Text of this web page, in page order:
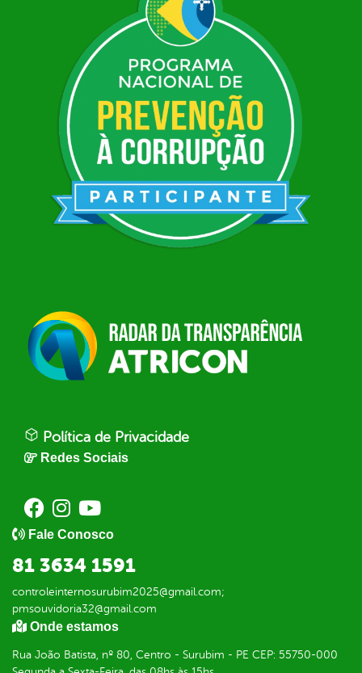
Política de Privacidade
Redes Sociais
Fale Conosco
81 3634 1591
controleinternosurubim2025@gmail.com;
pmsouvidoria32@gmail.com
Onde estamos
Rua João Batista, nº 80, Centro - Surubim - PE CEP: 55750-000